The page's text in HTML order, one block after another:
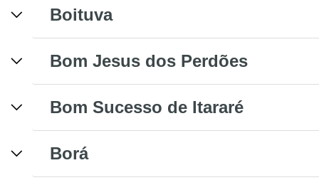
Boituva
Bom Jesus dos Perdões
Bom Sucesso de Itararé
Borá